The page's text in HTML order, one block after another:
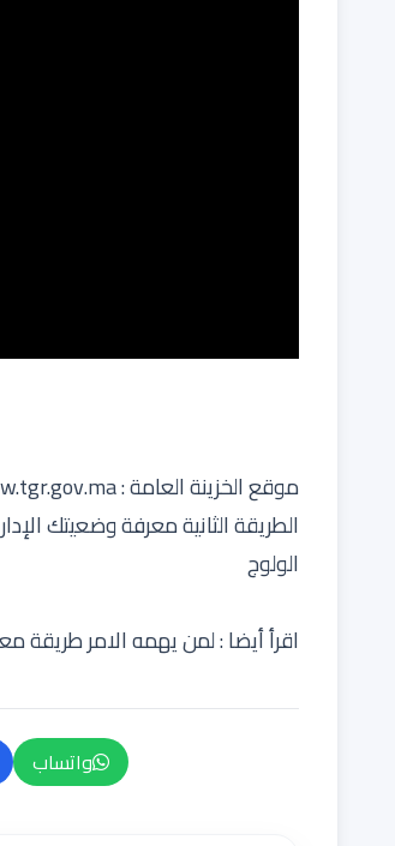
موقع الخزينة العامة :
الطريقة الثانية معرفة وضعيتك
الولوج
اقرأ أيضا :لمن يهمه الامر طريقة
واتساب